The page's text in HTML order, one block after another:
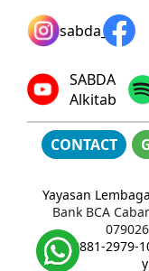
sabda_ylsa
SABDA
Alkitab
CONTACT
Yayasan
Bank BCA
WA:0881-2979-